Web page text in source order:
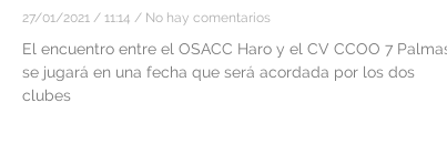
27/01/2021 11:14 No hay comentarios
El encuentro entre el OSACC Haro y el CV CCOO 7
se jugará en una fecha que será acordada por los dos
clubes